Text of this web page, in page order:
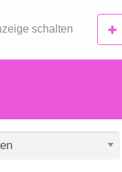
schalten